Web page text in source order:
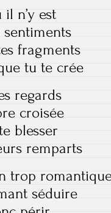
n’y est
sentiments
fragments
tu te crée
regards
croisée
blesser
remparts
trop
séduire